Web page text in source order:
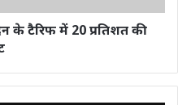
के टैरिफ में 20 प्रतिशत की